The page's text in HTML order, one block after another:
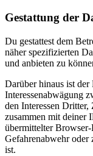
Gestattung der
Du gestattest dem
näher spezifizierten
und anbieten zu
Darüber hinaus ist
Interessenabwägung
den Interessen
zusammen mit deiner
übermittelter
Gefahrenabwehr
ist.